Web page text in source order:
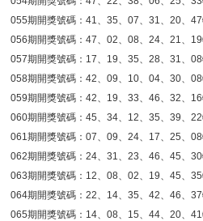
055期開獎號碼：41、35、07、31、20、
056期開獎號碼：47、02、08、24、21、
057期開獎號碼：17、19、35、28、31、
058期開獎號碼：42、09、10、04、30、
059期開獎號碼：42、19、33、46、32、
060期開獎號碼：45、34、12、35、39、
061期開獎號碼：07、09、24、17、25、
062期開獎號碼：24、31、23、46、45、
063期開獎號碼：12、08、02、19、45、
064期開獎號碼：22、14、35、42、46、
065期開獎號碼：14、08、15、44、20、